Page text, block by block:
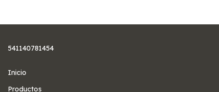
541140781454
Inicio
Productos